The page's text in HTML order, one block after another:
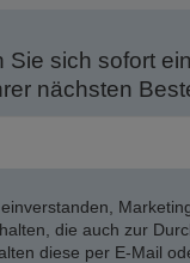
Sie sich sofort
nächsten
die auch zur
diese per E-Mail